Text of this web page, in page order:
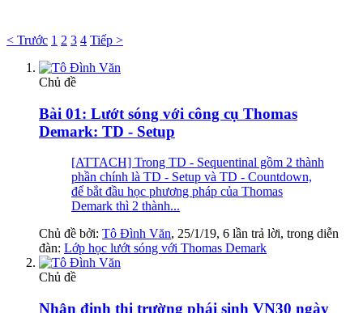
< Trước 1 2 3 4 Tiếp >
Chủ đề
Bài 01: Lướt sóng với công cụ Thomas
Demark: TD - Setup
[ATTACH] Trong TD - Sequentinal gồm 2 thành
phần chính là TD - Setup và TD - Countdown,
để bắt đầu học phương pháp của Thomas
Demark thì 2 thành...
Chủ đề bởi: Tô Đình Văn, 25/1/19, 6 lần trả lời, trong diễn
đàn: Lớp học lướt sóng với Thomas Demark
Chủ đề
Nhận định thị trường phái sinh VN30 ngày